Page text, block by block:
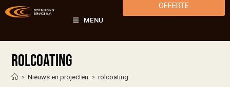
MENU
OFFERTE
rolcoating
> Nieuws en projecten > rolcoating